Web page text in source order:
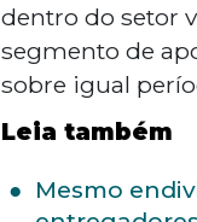
dentro do setor
segmento de
sobre igual
Leia também
Mesmo